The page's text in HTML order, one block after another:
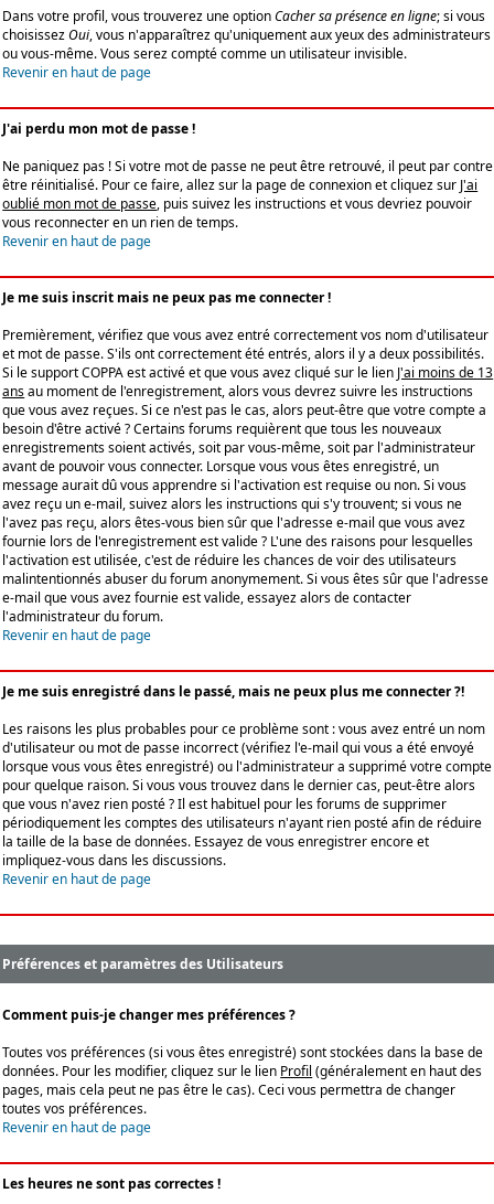
Dans votre profil, vous trouverez une optionCacher sa présence en ligne; si vous
choisissezOui, vous n'apparaîtrez qu'uniquement aux yeux des administrateurs
ou vous-même. Vous serez compté comme un utilisateur invisible.
Revenir en haut de page
J'ai perdu mon mot de passe !
Ne paniquez pas ! Si votre mot de passe ne peut être retrouvé, il peut par contre
être réinitialisé. Pour ce faire, allez sur la page de connexion et cliquez sur J'ai
oublié mon mot de passe, puis suivez les instructions et vous devriez pouvoir
vous reconnecter en un rien de temps.
Revenir en haut de page
Je me suis inscrit mais ne peux pas me connecter !
Premièrement, vérifiez que vous avez entré correctement vos nom d'utilisateur
et mot de passe. S'ils ont correctement été entrés, alors il y a deux possibilités.
Si le support COPPA est activé et que vous avez cliqué sur le lien J'ai moins de 13
ansau moment de l'enregistrement, alors vous devrez suivre les instructions
que vous avez reçues. Si ce n'est pas le cas, alors peut-être que votre compte a
besoin d'être activé ? Certains forums requièrent que tous les nouveaux
enregistrements soient activés, soit par vous-même, soit par l'administrateur
avant de pouvoir vous connecter. Lorsque vous vous êtes enregistré, un
message aurait dû vous apprendre si l'activation est requise ou non. Si vous
avez reçu un e-mail, suivez alors les instructions qui s'y trouvent; si vous ne
l'avez pas reçu, alors êtes-vous bien sûr que l'adresse e-mail que vous avez
fournie lors de l'enregistrement est valide ? L'une des raisons pour lesquelles
l'activation est utilisée, c'est de réduire les chances de voir des utilisateurs
malintentionnés abuser du forum anonymement. Si vous êtes sûr que l'adresse
e-mail que vous avez fournie est valide, essayez alors de contacter
l'administrateur du forum.
Revenir en haut de page
Je me suis enregistré dans le passé, mais ne peux plus me connecter ?!
Les raisons les plus probables pour ce problème sont : vous avez entré un nom
d'utilisateur ou mot de passe incorrect (vérifiez l'e-mail qui vous a été envoyé
lorsque vous vous êtes enregistré) ou l'administrateur a supprimé votre compte
pour quelque raison. Si vous vous trouvez dans le dernier cas, peut-être alors
que vous n'avez rien posté ? Il est habituel pour les forums de supprimer
périodiquement les comptes des utilisateurs n'ayant rien posté afin de réduire
la taille de la base de données. Essayez de vous enregistrer encore et
impliquez-vous dans les discussions.
Revenir en haut de page
Préférences et paramètres des Utilisateurs
Comment puis-je changer mes préférences ?
Toutes vos préférences (si vous êtes enregistré) sont stockées dans la base de
données. Pour les modifier, cliquez sur le lien Profil (généralement en haut des
pages, mais cela peut ne pas être le cas). Ceci vous permettra de changer
toutes vos préférences.
Revenir en haut de page
Les heures ne sont pas correctes !